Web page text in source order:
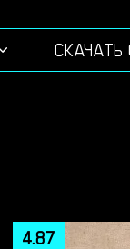
СКАЧАТЬ
4.87